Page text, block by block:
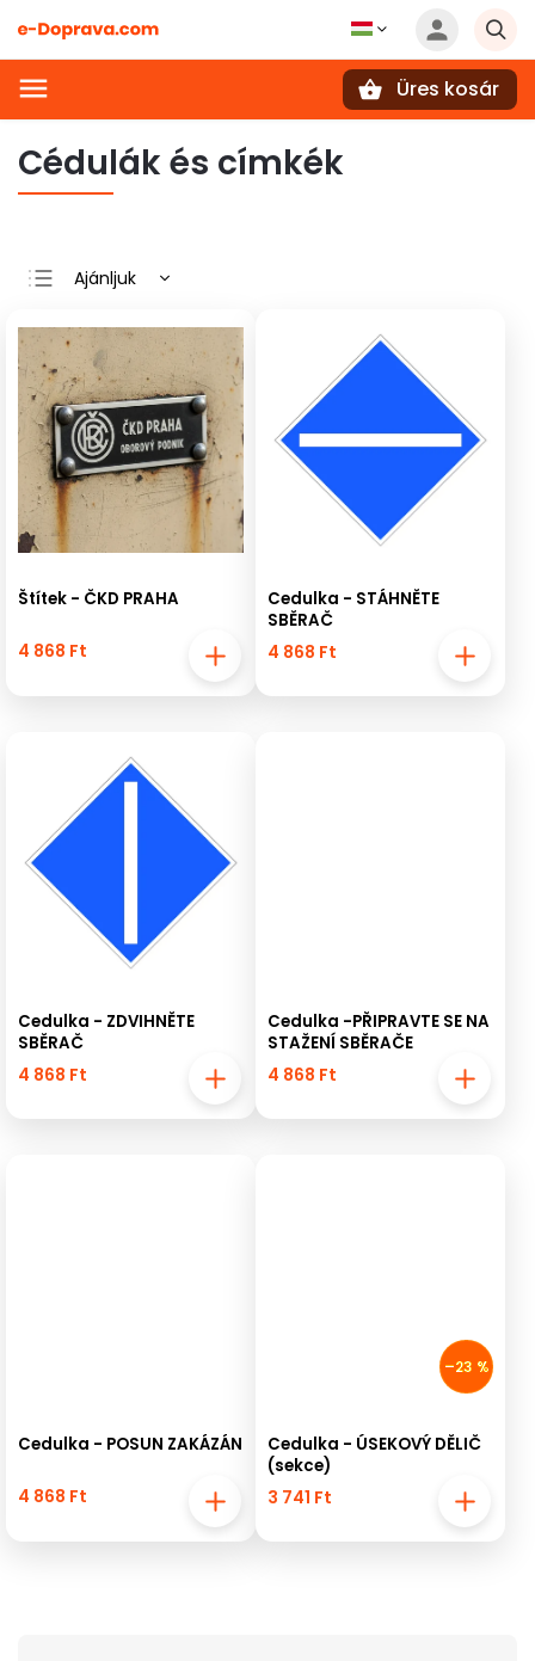
Üres kosár
Cédulák és címkék
Ajánljuk
Legdrágább
Legnépszerűbb
termékek
ABC szerint
Štítek - ČKD PRAHA
4 868 Ft
Cedulka - STÁHNĚTE
SBĚRAČ
4 868 Ft
Cedulka - ZDVIHNĚTE
SBĚRAČ
4 868 Ft
Cedulka -PŘIPRAVTE SE NA
STAŽENÍ SBĚRAČE
4 868 Ft
Cedulka - POSUN ZAKÁZÁN
4 868 Ft
–23 %
Cedulka - ÚSEKOVÝ DĚLIČ
(sekce)
3 741 Ft